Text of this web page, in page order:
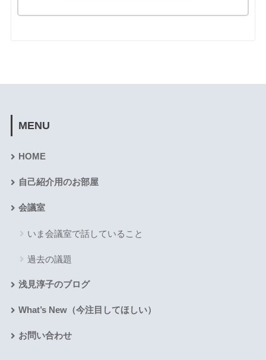
MENU
HOME
自己紹介用のお部屋
会議室
いま会議室で話していること
過去の議題
浅見淳子のブログ
What’s New（今注目してほしい）
お問い合わせ